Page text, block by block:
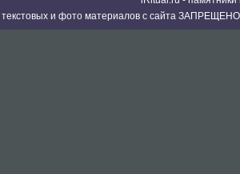
текстовых и фото материалов с сайта